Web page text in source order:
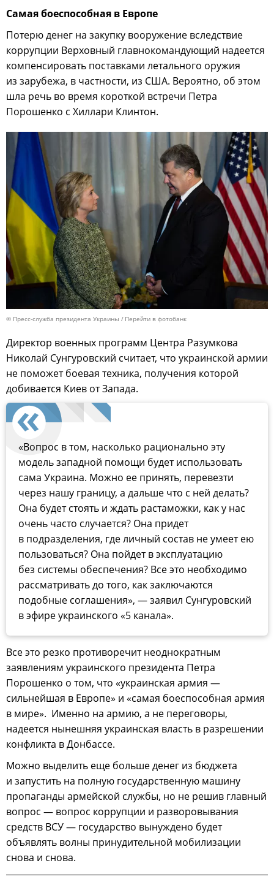
Самая боеспособная в Европе
Потерю денег на закупку вооружение вследствие
коррупции Верховный главнокомандующий надеется
компенсировать поставками летального оружия
из зарубежа, в частности, из США. Вероятно, об этом
шла речь во время короткой встречи Петра
Порошенко с Хиллари Клинтон.
© Пресс-служба президента Украины Перейти в фотобанк
Директор военных программ Центра Разумкова
Николай Сунгуровский считает, что украинской армии
не поможет боевая техника, получения которой
добивается Киев от Запада.
«Вопрос в том, насколько рационально эту
модель западной помощи будет использовать
сама Украина. Можно ее принять, перевезти
через нашу границу, а дальше что с ней делать?
Она будет стоять и ждать растаможки, как у нас
очень часто случается? Она придет
в подразделения, где личный состав не умеет ею
пользоваться? Она пойдет в эксплуатацию
без системы обеспечения? Все это необходимо
рассматривать до того, как заключаются
подобные соглашения», — заявил Сунгуровский
в эфире украинского «5 канала».
Все это резко противоречит неоднократным
заявлениям украинского президента Петра
Порошенко о том, что «украинская армия —
сильнейшая в Европе» и «самая боеспособная армия
в мире». Именно на армию, а не переговоры,
надеется нынешняя украинская власть в разрешении
конфликта в Донбассе.
Можно выделить еще больше денег из бюджета
и запустить на полную государственную машину
пропаганды армейской службы, но не решив главный
вопрос — вопрос коррупции и разворовывания
средств ВСУ — государство вынуждено будет
объявлять волны принудительной мобилизации
снова и снова.